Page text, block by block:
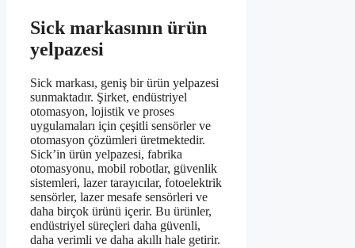
Sick markasının ürün
yelpazesi
Sick markası, geniş bir ürün yelpazesi
sunmaktadır. Şirket, endüstriyel
otomasyon, lojistik ve proses
uygulamaları için çeşitli sensörler ve
otomasyon çözümleri üretmektedir.
Sick’in ürün yelpazesi, fabrika
otomasyonu, mobil robotlar, güvenlik
sistemleri, lazer tarayıcılar, fotoelektrik
sensörler, lazer mesafe sensörleri ve
daha birçok ürünü içerir. Bu ürünler,
endüstriyel süreçleri daha güvenli,
daha verimli ve daha akıllı hale getirir.